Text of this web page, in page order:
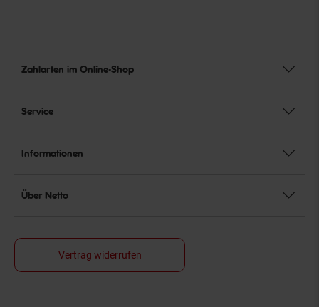
Zahlarten im Online-Shop
Service
Informationen
Über Netto
Vertrag widerrufen